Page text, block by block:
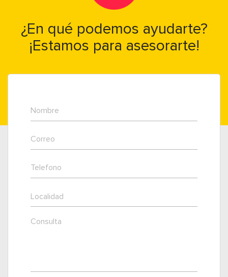
¿En qué podemos ayudarte?
¡Estamos para asesorarte!